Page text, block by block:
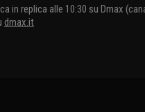
in replica alle 10:30 su Dmax
dmax.it